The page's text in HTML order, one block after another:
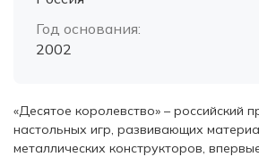
«Десятое королевство» – российский
настольных игр, развивающих
металлических конструкторов,
Год основания:
2002